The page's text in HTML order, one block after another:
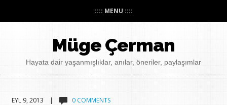
:::: MENU ::::
Müge Çerman
Hayata dair yaşanmışlıklar, anılar, öneriler, paylaşımlar
EYL 9, 2013 | 0 COMMENTS